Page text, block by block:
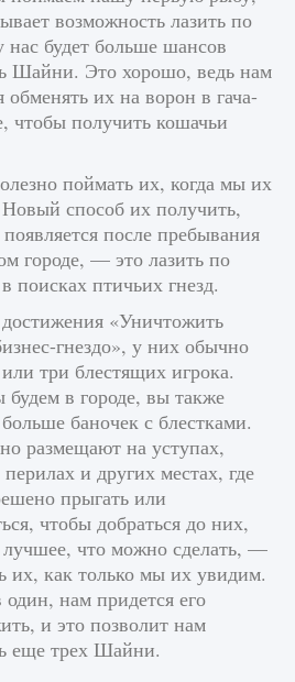
возможность лазить по
нас будет больше шансов
Шайни. Это хорошо, ведь нам
обменять их на ворон в гача-
чтобы получить кошачьи
поймать их, когда мы их
способ их получить,
после пребывания
городе, — это лазить по
поисках птичьих гнезд.
«Уничтожить
гнездо», у них обычно
три блестящих игрока.
будем в городе, вы также
баночек с блестками.
размещают на уступах,
и других местах, где
прыгать или
чтобы добраться до них,
что можно сделать, —
их, как только мы их увидим.
нам придется его
и это позволит нам
еще трех Шайни.